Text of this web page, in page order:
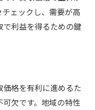
ェックし、需要が高
で利益を得るための鍵
格を有利に進めるた
欠です。地域の特性